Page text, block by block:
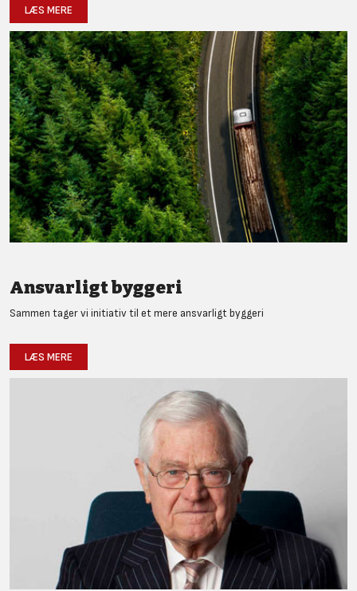
LÆS MERE
Ansvarligt byggeri
Sammen tager vi initiativ til et mere ansvarligt byggeri
LÆS MERE